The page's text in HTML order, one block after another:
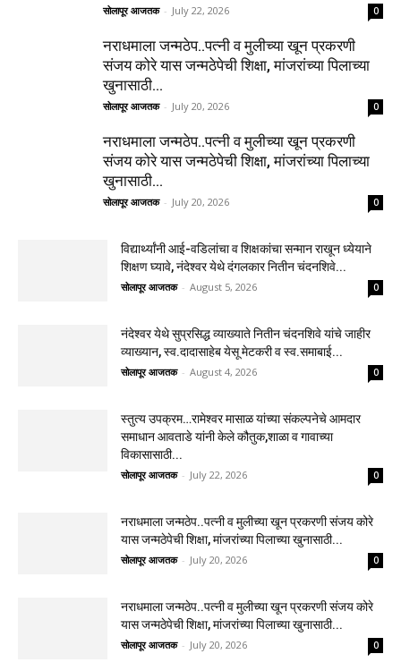
सोलापूर आजतक - July 22, 2026 0
नराधमाला जन्मठेप..पत्नी व मुलीच्या खून प्रकरणी
संजय कोरे यास जन्मठेपेची शिक्षा, मांजरांच्या पिलाच्या
खुनासाठी...
सोलापूर आजतक - July 20, 2026 0
नराधमाला जन्मठेप..पत्नी व मुलीच्या खून प्रकरणी
संजय कोरे यास जन्मठेपेची शिक्षा, मांजरांच्या पिलाच्या
खुनासाठी...
सोलापूर आजतक - July 20, 2026 0
विद्यार्थ्यांनी आई-वडिलांचा व शिक्षकांचा सन्मान राखून ध्येयाने
शिक्षण घ्यावे, नंदेश्वर येथे दंगलकार नितीन चंदनशिवे...
सोलापूर आजतक - August 5, 2026 0
नंदेश्वर येथे सुप्रसिद्ध व्याख्याते नितीन चंदनशिवे यांचे जाहीर
व्याख्यान, स्व.दादासाहेब येसू मेटकरी व स्व.समाबाई...
सोलापूर आजतक - August 4, 2026 0
स्तुत्य उपक्रम…रामेश्वर मासाळ यांच्या संकल्पनेचे आमदार
समाधान आवताडे यांनी केले कौतुक,शाळा व गावाच्या
विकासासाठी...
सोलापूर आजतक - July 22, 2026 0
नराधमाला जन्मठेप..पत्नी व मुलीच्या खून प्रकरणी संजय कोरे
यास जन्मठेपेची शिक्षा, मांजरांच्या पिलाच्या खुनासाठी...
सोलापूर आजतक - July 20, 2026 0
नराधमाला जन्मठेप..पत्नी व मुलीच्या खून प्रकरणी संजय कोरे
यास जन्मठेपेची शिक्षा, मांजरांच्या पिलाच्या खुनासाठी...
सोलापूर आजतक - July 20, 2026 0